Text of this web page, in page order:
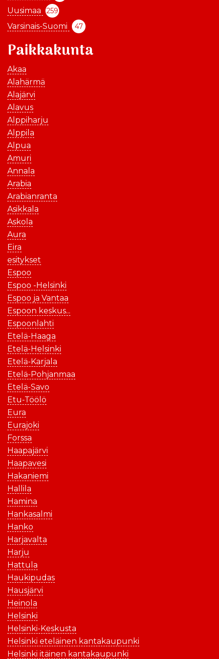
Uusimaa 259
Varsinais-Suomi 47
Paikkakunta
Akaa
Alahärmä
Alajärvi
Alavus
Alppiharju
Alppila
Alpua
Amuri
Annala
Arabia
Arabianranta
Asikkala
Askola
Aura
Eira
esitykset
Espoo
Espoo -Helsinki
Espoo ja Vantaa
Espoon keskus...
Espoonlahti
Etelä-Haaga
Etelä-Helsinki
Etelä-Karjala
Etelä-Pohjanmaa
Etelä-Savo
Etu-Töölö
Eura
Eurajoki
Forssa
Haapajärvi
Haapavesi
Hakaniemi
Hallila
Hamina
Hankasalmi
Hanko
Harjavalta
Harju
Hattula
Haukipudas
Hausjärvi
Heinola
Helsinki
Helsinki-Keskusta
Helsinki eteläinen kantakaupunki
Helsinki itäinen kantakaupunki